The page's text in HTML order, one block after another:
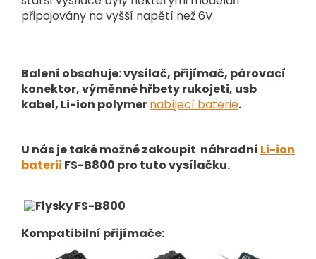
připojovány na vyšší napětí než 6V.
Balení obsahuje: vysílač, přijímač, párovací
konektor, výměnné hřbety rukojeti, usb
kabel, Li-ion polymernabíjecí baterie.
U nás je také možné zakoupit náhradní Li-ion
baterii FS-B800 pro tuto vysílačku.
Kompatibilní přijímače: